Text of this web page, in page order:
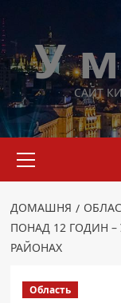
до
вмістуУ САЙТ
меню
ДОМАШНЯ
ПОНАД 12 ГОДИН
РАЙОНАХ
Область